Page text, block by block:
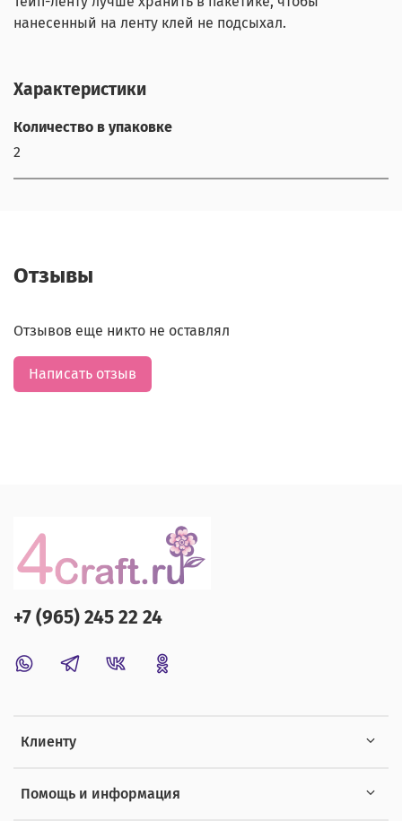
нанесенный на ленту клей не подсыхал.
Характеристики
Количество в упаковке
2
Отзывы
Отзывов еще никто не оставлял
Написать отзыв
Клиенту
Помощь и информация
+7 (965) 245 22 24